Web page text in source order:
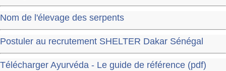
Nom de l'élevage des serpents
Postuler au recrutement SHELTER Dakar Sénégal
Télécharger Ayurvéda - Le guide de référence (pdf)